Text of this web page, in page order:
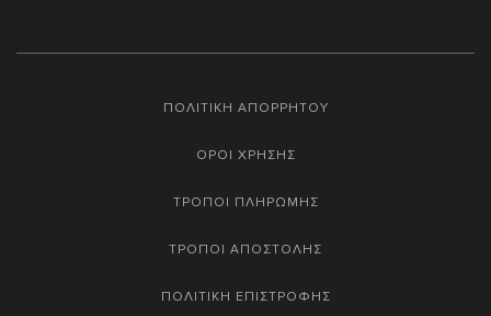
ΠΟΛΙΤΙΚΗ ΑΠΟΡΡΗΤΟΥ
ΟΡΟΙ ΧΡΗΣΗΣ
ΤΡΟΠΟΙ ΠΛΗΡΩΜΗΣ
ΤΡΟΠΟΙ ΑΠΟΣΤΟΛΗΣ
ΠΟΛΙΤΙΚΗ ΕΠΙΣΤΡΟΦΗΣ